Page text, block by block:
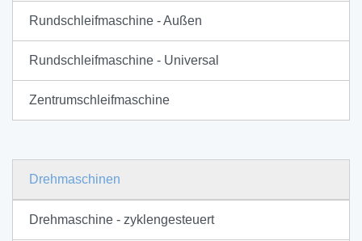
Rundschleifmaschine - Außen
Rundschleifmaschine - Universal
Zentrumschleifmaschine
Drehmaschinen
Drehmaschine - zyklengesteuert